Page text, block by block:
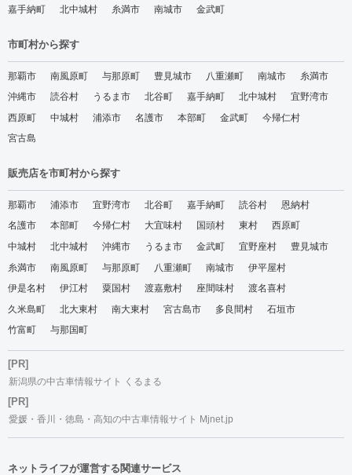
嘉手納町
北中城村 糸満市 南城市 金武町
市町村から探す
那覇市 南風原町 与那原町 豊見城市 八重瀬町 南城市
糸満市
沖縄市
読谷村 うるま市 北谷町 嘉手納町 北中城村
宜野湾市
西原町
中城村 浦添市 名護市 本部町 金武町
今帰仁村
宮古島
販売店を市町村から探す
那覇市 浦添市 宜野湾市 北谷町 嘉手納町 読谷村
恩納村
名護市
本部町 今帰仁村 大宜味村 国頭村 東村
西原町
中城村
北中城村 沖縄市 うるま市 金武町 宜野座村
豊見城市
糸満市
南風原町 与那原町 八重瀬町 南城市
伊平屋村
伊是名村
伊江村 粟国村 渡嘉敷村 座間味村
渡名喜村
久米島町
北大東村 南大東村 宮古島市 多良間村
石垣市
竹富町
与那国町
[PR]
新潟県の中古車情報サイト くるまる
[PR]
愛媛・香川・徳島・高知の中古車情報サイト Mjnet.jp
ネットライフが運営する関連サービス